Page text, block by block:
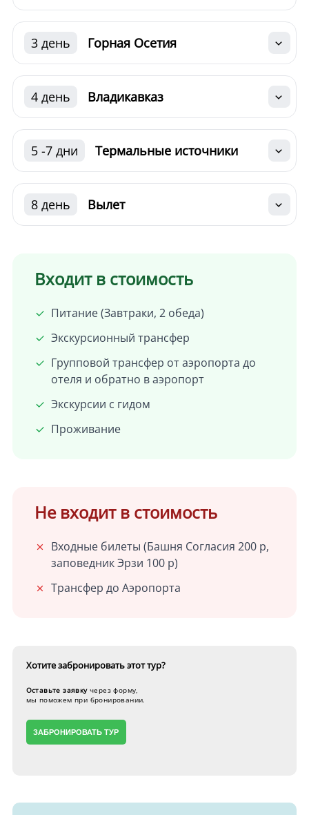
3 день Горная Осетия
4 день Владикавказ
5 -7 дни Термальные источники
8 день Вылет
Входит в стоимость
Питание (Завтраки, 2 обеда)
Экскурсионный трансфер
Групповой трансфер от аэропорта до
отеля и обратно в аэропорт
Экскурсии с гидом
Проживание
Не входит в стоимость
Входные билеты (Башня Согласия 200 р,
заповедник Эрзи 100 р)
Трансфер до Аэропорта
Хотите забронироватьэтот тур?
Оставьте заявкучерез форму,
мы поможем при бронировании.
ЗАБРОНИРОВАТЬ ТУР